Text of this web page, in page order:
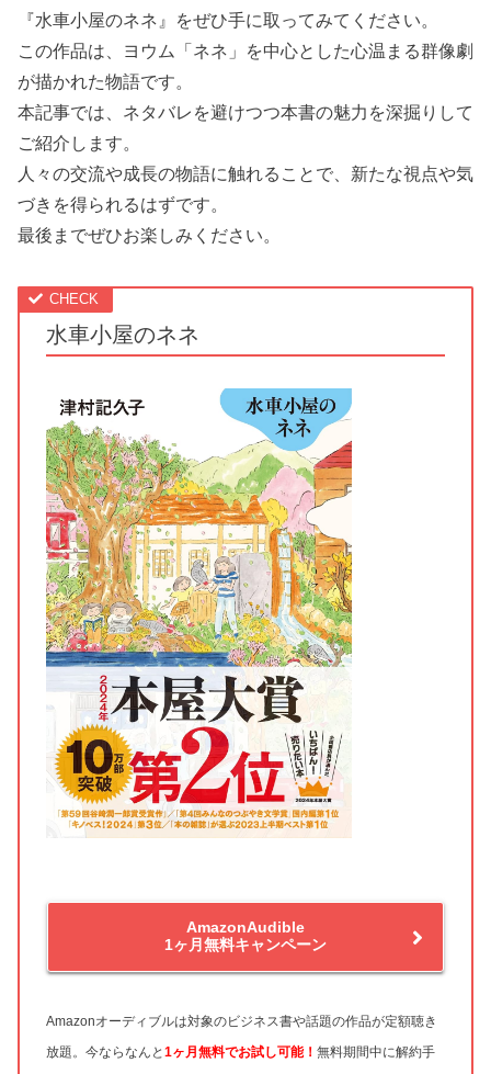
『水車小屋のネネ』をぜひ手に取ってみてください。
この作品は、ヨウム「ネネ」を中心とした心温まる群像劇
が描かれた物語です。
本記事では、ネタバレを避けつつ本書の魅力を深掘りして
ご紹介します。
人々の交流や成長の物語に触れることで、新たな視点や気
づきを得られるはずです。
最後までぜひお楽しみください。
水車小屋のネネ
AmazonAudible
1ヶ月無料キャンペーン
Amazonオーディブルは対象のビジネス書や話題の作品が定額聴き
放題。今ならなんと 1ヶ月無料でお試し可能！ 無料期間中に解約手